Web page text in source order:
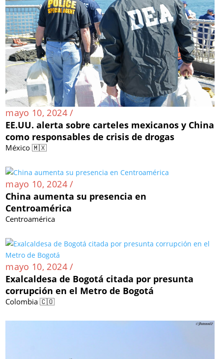
mayo 10, 2024 /
EE.UU. alerta sobre carteles mexicanos y China
como responsables de crisis de drogas
México 🇲🇽
mayo 10, 2024 /
China aumenta su presencia en
Centroamérica
Centroamérica
mayo 10, 2024 /
Exalcaldesa de Bogotá citada por presunta
corrupción en el Metro de Bogotá
Colombia 🇨🇴